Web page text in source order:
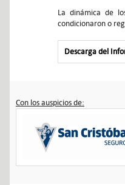
La dinámica de
condicionaron o
Descarga del
Con los auspicios de: